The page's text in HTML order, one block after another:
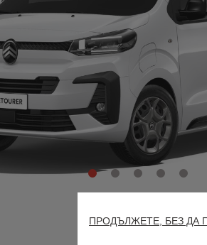
ПРОДЪЛЖЕТЕ, БЕЗ ДА